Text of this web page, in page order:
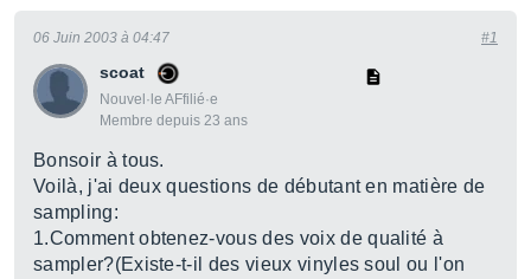
scoat
Nouvel·le AFfilié·e
Membre depuis 23 ans
06 Juin 2003 à 04:47 #1
Bonsoir à tous.
Voilà, j'ai deux questions de débutant en matière de
sampling:
1.Comment obtenez-vous des voix de qualité à
sampler?(Existe-t-il des vieux vinyles soul ou l'on